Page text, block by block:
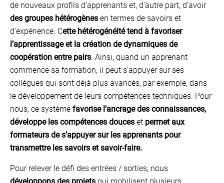
de nouveaux profils d’apprenants et, d’autre part, d’avoir
des groupes hétérogènes en termes de savoirs et
d’expérience. Cette hétérogénéité tend à favoriser
l’apprentissage et la création de dynamiques de
coopération entre pairs. Ainsi, quand un apprenant
commence sa formation, il peut s’appuyer sur ses
collègues qui sont déjà plus avancés, par exemple, dans
le développement de leurs compétences techniques. Pour
nous, ce système favorise l’ancrage des connaissances,
développe les compétences douces et permet aux
formateurs de s’appuyer sur les apprenants pour
transmettre les savoirs et savoir-faire.
Pour relever le défi des entrées / sorties, nous